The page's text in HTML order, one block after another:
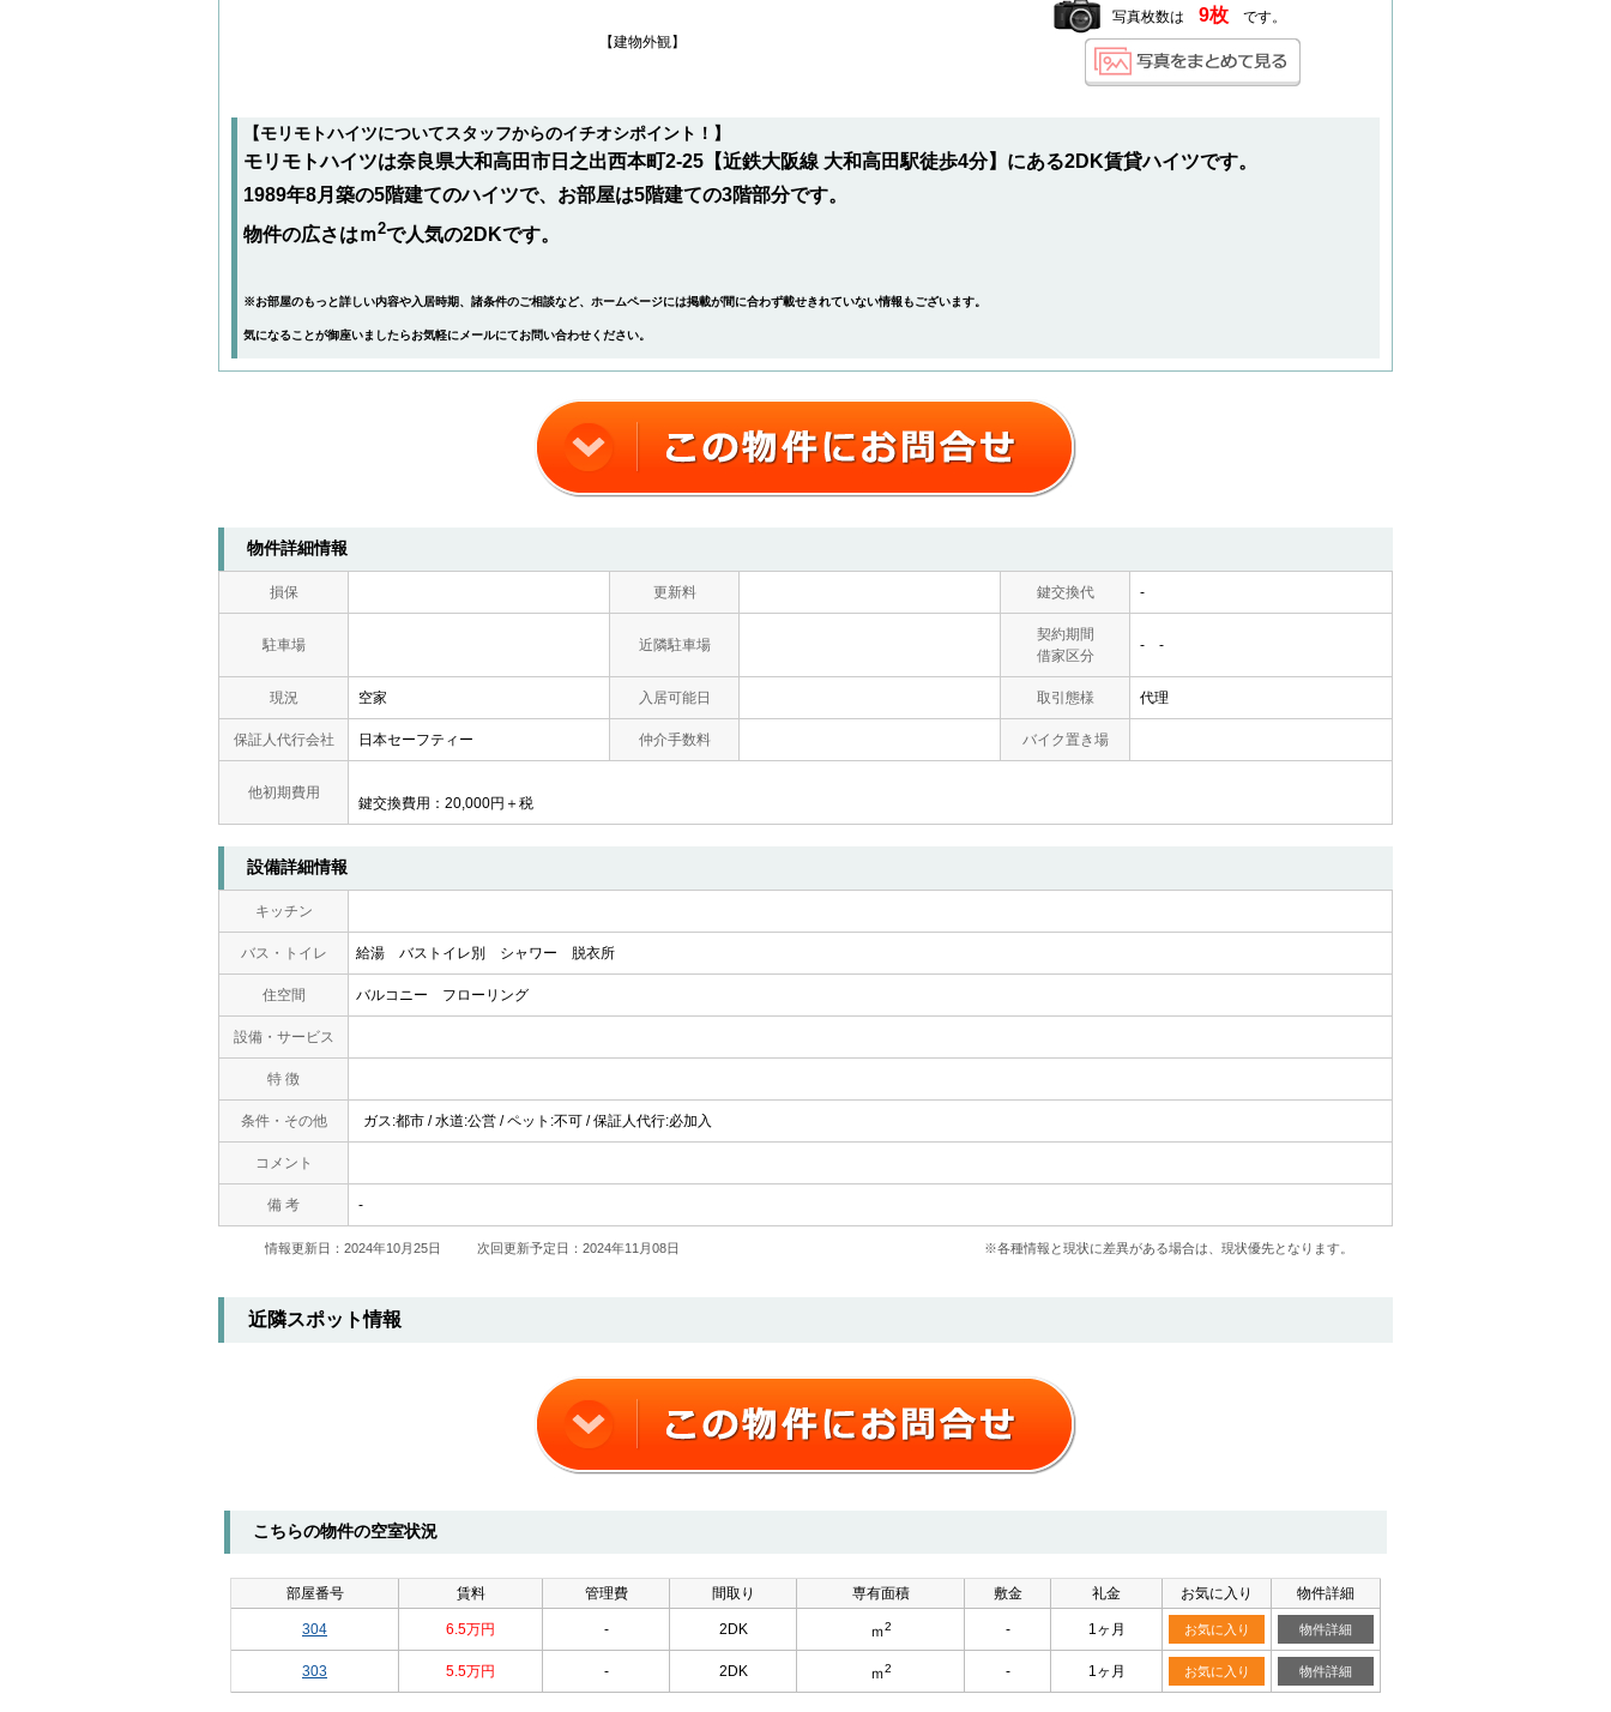
【建物外観】
写真枚数は 9枚です。
【モリモトハイツについてスタッフからのイチオシポイント！】
モリモトハイツは奈良県大和高田市日之出西本町2-25【近鉄大阪線 大和高田駅徒歩4分】にある2DK賃貸ハイツです。
1989年8月築の5階建てのハイツで、お部屋は5階建ての3階部分です。
物件の広さはｍ2で人気の2DKです。
※お部屋のもっと詳しい内容や入居時期、諸条件のご相談など、ホームページには掲載が間に合わず載せきれていない情報もございます。
気になることが御座いましたらお気軽にメールにてお問い合わせください。
物件詳細情報
損保 更新料 鍵交換代 -
駐車場 近隣駐車場
契約期間
借家区分
- -
現況 空家 入居可能日 取引態様 代理
保証人代行会社 日本セーフティー 仲介手数料 バイク置き場
他初期費用
鍵交換費用：20,000円＋税
設備詳細情報
キッチン
バス・トイレ 給湯 バストイレ別 シャワー 脱衣所
住空間 バルコニー フローリング
設備・サービス
特 徴
条件・その他 ガス:都市 / 水道:公営 / ペット:不可 / 保証人代行:必加入
コメント
備 考 -
情報更新日：2024年10月25日 次回更新予定日：2024年11月08日 ※各種情報と現状に差異がある場合は、現状優先となります。
近隣スポット情報
こちらの物件の空室状況
部屋番号 賃料 管理費 間取り 専有面積 敷金 礼金 お気に入り 物件詳細
304 6.5万円 - 2DK ｍ2 - 1ヶ月 お気に入り 物件詳細
303 5.5万円 - 2DK ｍ2 - 1ヶ月 お気に入り 物件詳細